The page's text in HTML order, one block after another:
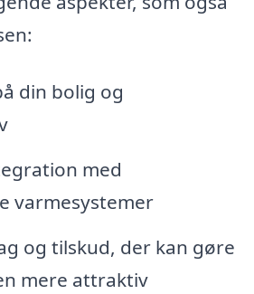
din bolig og
med
varmesystemer
og tilskud, der kan gøre
mere attraktiv